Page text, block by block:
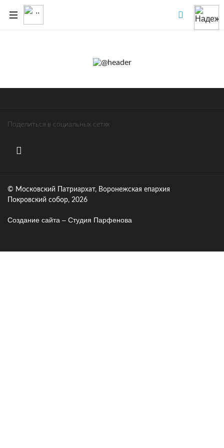
Поделиться в социальных сетях
© Московский Патриархат, Воронежcкая епархия
Покровский собор, 2026
Создание сайта – Cтудия Парфенова